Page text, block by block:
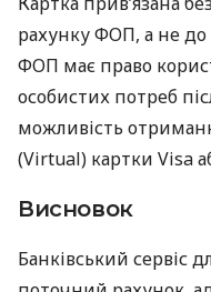
рахунку ФОП, а не до
ФОП має право
особистих потреб
можливість
(Virtual) картки Visa
Висновок
Банківський